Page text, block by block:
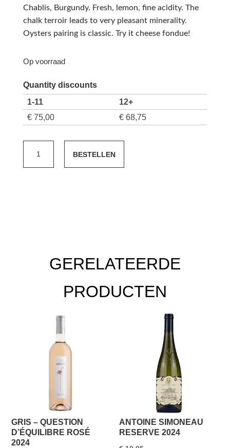
Chablis, Burgundy. Fresh, lemon, fine acidity. The
chalk terroir leads to very pleasant minerality.
Oysters pairing is classic. Try it cheese fondue!
Op voorraad
Quantity discounts
1-11
12+
€75,00 €68,75
Vieilles
BESTELLEN
GERELATEERDE
PRODUCTEN
GRIS – QUESTION
D’ÉQUILIBRE ROSÉ
2024
ANTOINE SIMONEAU
RESERVE 2024